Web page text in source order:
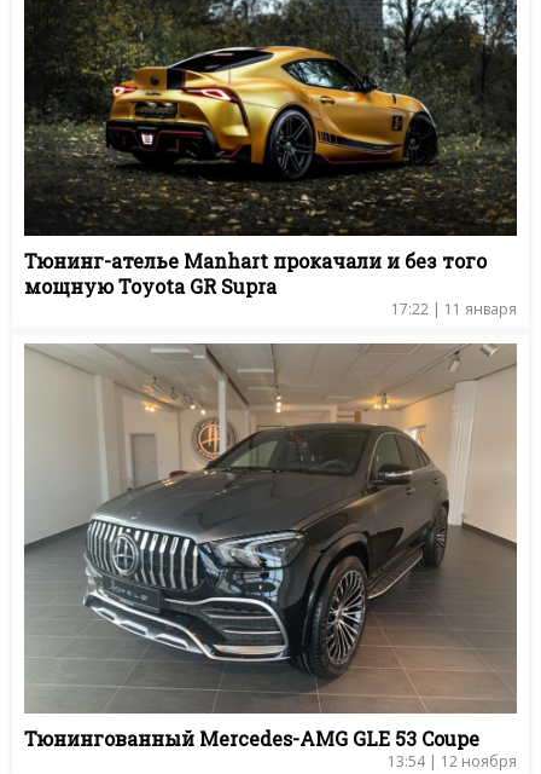
Тюнинг-ателье Manhart прокачали и без того
мощную Toyota GR Supra
17:22 | 11 января
Тюнингованный Mercedes-AMG GLE 53 Coupe
13:54 | 12 ноября